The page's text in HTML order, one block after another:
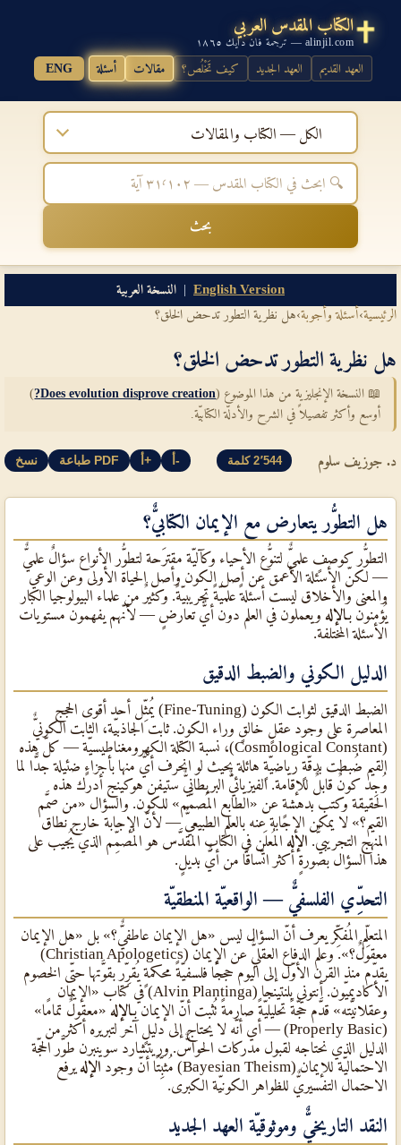
الكتاب المقدس العربي
alinjil.com — ترجمة فان دايك ١٨٦٥
العهد القديم العهد الجديد كيف تَخْلُص؟ مقالات أسئلة ENG
الكل — الكتاب والمقالات
بحث
English Version
| النسخة العربية
الرئيسية›أسئلة وأجوبة›هل نظرية التطور تدحض الخلق؟
هل نظرية التطور تدحض الخلق؟
📖 النسخة الإنجليزية من هذا الموضوع (Does evolution disprove creation?
)
أوسع وأكثر تفصيلاً في الشرح والأدلّة الكتابيّة.
د. جوزيف سلوم 2٬544 كلمة نسخ طباعة PDF أ+ أ-
هل التطوُّر يتعارض مع الإيمان الكتابيٌّ؟
التطوُّر كوصفٍ علميٌّ لتنوُّع الأحياء وكآليّة مقترَحة لتطوُّر الأنواع سؤالٌ علميٌّ
— لكنّ الأسئلة الأعمق عن أصل الكون وأصل الحياة الأولى وعن الوعي
والمعنى والأخلاق ليست أسئلةً علميّةً تجريبيّةً. وكثيرٌ من علماء البيولوجيا الكبار
يُؤمنون بـالإله ويعملون في العلم دون أيٌّ تعارضٍ — لأنّهم يفهمون مستويات
الأسئلة المختلفة.
الدليل الكوني والضبط الدقيق
الضبط الدقيق لثوابت الكون (Fine-Tuning) يُمثِّل أحد أقوى الحجج
المعاصرة على وجود عقلٍ خالقٍ وراء الكون. ثابت الجاذبيّة، الثابت الكونيٌّ
(Cosmological Constant)، نسبة الكتلة الكهرومغناطيسيّة — كلّ هذه
القيم ضُبطت بدقّةٍ رياضيّةٍ هائلة بحيث لو انحرف أيٌّ منها بأجزاءٍ ضئيلة جدًّا لما
وُجِد كونٌ قابلٌ للإقامة. الفيزيائيٌّ البريطانيٌّ ستيفن هوكينج أدرك هذه
الحقيقة وكتب بدهشةٍ عن «الطابع المُصمَّم» للكون. والسؤال «من صمَّم
القيم؟» لا يمكن الإجابة عنه بالعلم الطبيعيٌّ — لأنّ الإجابة خارج نطاق
المنهج التجريبيٌّ. الإله المُعلَن في الكتاب المقدَّس هو المُصمِّم الذي يُجيب على
هذا السؤال بصورةٍ أكثر اتّساقًا من أيٌّ بديلٍ.
التحدِّي الفلسفيٌّ — الواقعيّة المنطقيّة
المتعلِّم المُفكِّر يعرف أنّ السؤال ليس «هل الإيمان عاطفيٌّ؟» بل «هل الإيمان
معقولٌ؟». وعلم الدفاع العقليٌّ عن الإيمان (Christian Apologetics)
يقدِّم منذ القرن الأوّل إلى اليوم حججًا فلسفيّةً محكمةٍ يُقرِّر بقوَّتها حتّى الخصوم
الأكاديميّون. أنتوني بلنتينجا (Alvin Plantinga) في كتاب «الإيمان
وعقلانيّته» قدَّم حجّةً تحليليّةً صارمةً تُثبت أنّ الإيمان بـالإله «معقولٌ تمامًا»
(Properly Basic) — أي أنّه لا يحتاج إلى دليلٍ آخر لتبريره أكثر من
الدليل الذي نحتاجه لقبول مدركات الحواسٌّ. وريتشارد سوينبرن طوَّر الحجّة
الاحتماليّة للإيمان (Bayesian Theism) مُثبِّتًا أنّ وجود
الإله يرفع
الاحتمال التفسيريٌّ للظواهر الكونيّة الكبرى.
النقد التاريخيٌّ وموثوقيّة العهد الجديد